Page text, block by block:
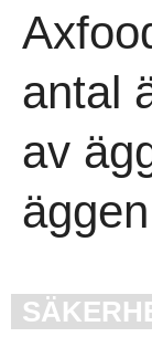
antal
av